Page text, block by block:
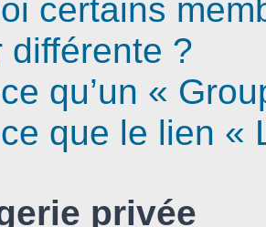
certains
différente ?
qu’un «
que le lien «
privée